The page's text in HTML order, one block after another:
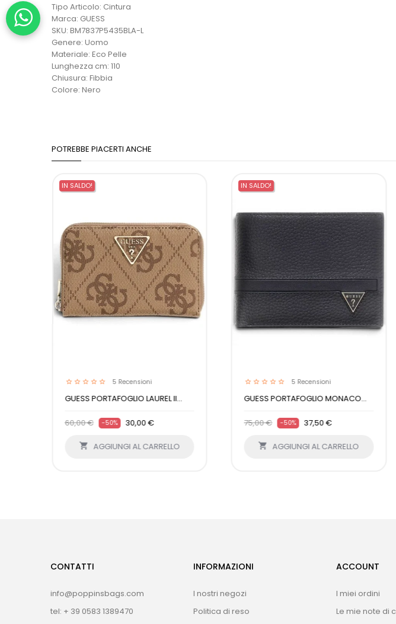
Tipo Articolo: Cintura
Marca: GUESS
SKU: BM7837P5435BLA-L
Genere: Uomo
Materiale: Eco Pelle
Lunghezza cm: 110
Chiusura: Fibbia
Colore: Nero
POTREBBE PIACERTI ANCHE
IN SALDO!
5 Recensioni
GUESS PORTAFOGLIO LAUREL II...
60,00 € -50% 30,00 €
 AGGIUNGI AL CARRELLO
IN SALDO!
5 Recensioni
GUESS PORTAFOGLIO MONACO...
75,00 € -50% 37,50 €
 AGGIUNGI AL CARRELLO
CONTATTI
info@poppinsbags.com
tel: + 39 0583 1389470
INFORMAZIONI
I nostri negozi
Politica di reso
ACCOUNT
I miei ordini
Le mie note di